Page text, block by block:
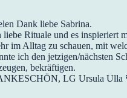
Dank liebe Sabrina.
liebe Rituale und es inspieriert
im Alltag zu schauen, mit
ich den jetzigen/nächsten
bekräftigen.
LG Ursula Ulla